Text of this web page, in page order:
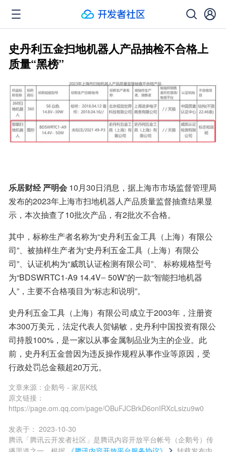
史丹利五金扫地机器人产品抽检不合格上
质量“黑榜”
乐居财经 严明会 10月30日消息，据上海市市场监督管理局
发布的2023年上海市扫地机器人产品质量监督抽查结果显
示，本次抽查了10批次产品，有2批次不合格。
其中，标称生产者名称为“史丹利五金工具（上海）有限公
司”、被抽样生产者为“史丹利五金工具（上海）有限公
司”、认证机构为“威凯认证检测有限公司”、 标称规格型号
为“BDSWRTC1-A9 14.4V⎓ 50W”的一款“智能扫地机器
人”，主要不合格项目为“标志和说明”。
史丹利五金工具（上海）有限公司成立于2003年，注册资
本300万美元，法定代表人贺锡敏，史丹利中国投资有限公
司持股100%，是一家以从事金属制品业为主的企业。此
前，史丹利五金曾因为违反操作规程从事作业等原因，受
行政处罚总金额超20万元。
文章来源： 企鹅号 - 家居K线
原文链接：
https://page.om.qq.com/page/OBuFJCBrkD6onIRXcLsizu9w0
发表于： 2023-10-30
腾讯「腾讯云开发者社区」是腾讯内容开放平台帐号（企鹅号）传